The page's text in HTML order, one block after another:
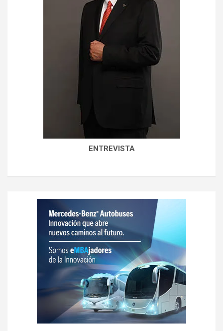
ENTREVISTA